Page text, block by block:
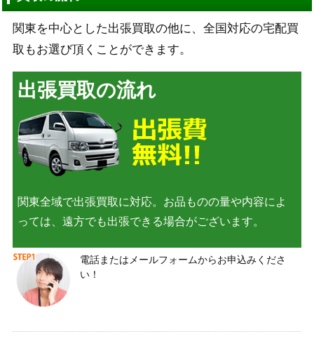
関東を中心とした出張買取の他に、全国対応の宅配買
取もお選び頂くことができます。
出張買取の流れ
関東全域で出張買取に対応。お品ものの量や内容によ
っては、遠方でも出張できる場合がございます。
電話またはメールフォームからお申込みくださ
い！